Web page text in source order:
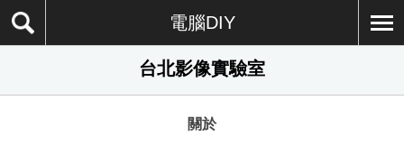
電腦DIY
台北影像實驗室
關於